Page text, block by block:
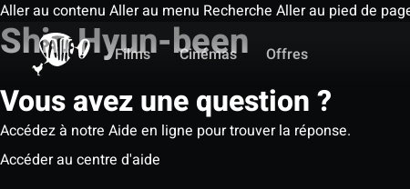
Aller au contenu Aller au menu Recherche Aller au pied de
Films
Cinémas Offres
Shin Hyun-been
Vous avez une question ?
Accédez à notre Aide en ligne pour trouver la réponse.
Accéder au centre d'aide